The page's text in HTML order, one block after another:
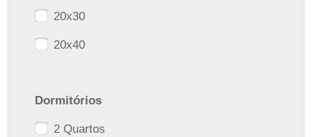
20x30
20x40
Dormitórios
2 Quartos